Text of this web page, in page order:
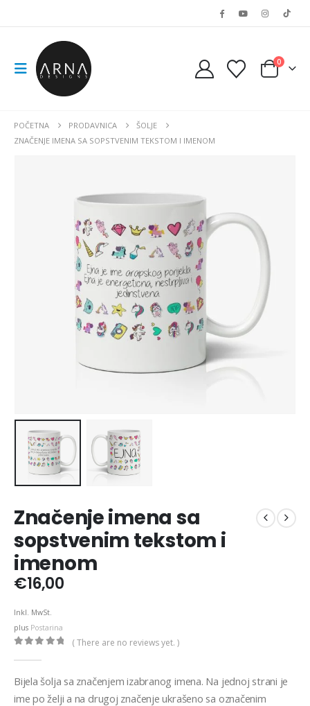
0
POČETNA PRODAVNICA
ŠOLJE
ZNAČENJE IMENA SA SOPSTVENIM TEKSTOM I IMENOM
Značenje imena sa
sopstvenim tekstom i
imenom
€16,00
Inkl. MwSt.
plus Postarina
( There are no reviews yet. )
Bijela šolja sa značenjem izabranog imena. Na jednoj strani je
ime po želji a na drugoj značenje ukrašeno sa označenim